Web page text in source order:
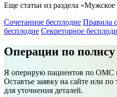
Еще статьи из раздела «Мужское
Сочетанное бесплодие Правила
бесплодие Секреторное
Операции по
Я оперирую пациентов по ОМС
Оставтье заявку на сайте или
для уточнения деталей.